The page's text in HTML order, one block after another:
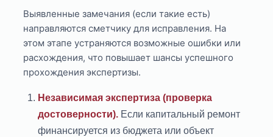
Выявленные замечания (если такие есть)
направляются сметчику для исправления. На
этом этапе устраняются возможные ошибки или
расхождения, что повышает шансы успешного
прохождения экспертизы.
Независимая экспертиза (проверка
достоверности). Если капитальный ремонт
финансируется из бюджета или объект